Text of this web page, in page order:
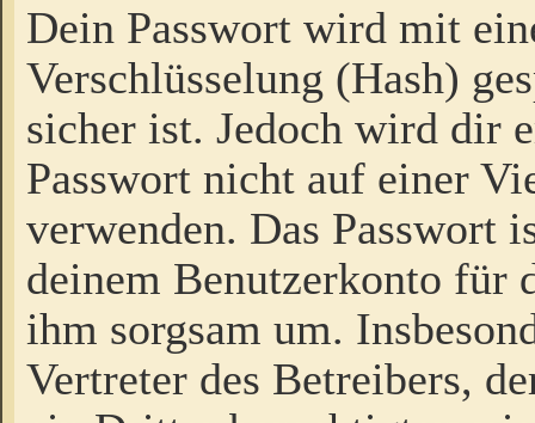
Dein Passwort wird mit
Verschlüsselung (Hash)
sicher ist. Jedoch wird dir
Passwort nicht auf einer
verwenden. Das Passwort
deinem Benutzerkonto für
ihm sorgsam um.
Vertreter des Betreibers,